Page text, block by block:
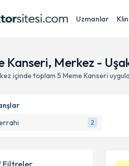
Uzmanlar
Kanseri, Merkez -
içinde toplam 5 Meme Kanseri
2
Filtreler